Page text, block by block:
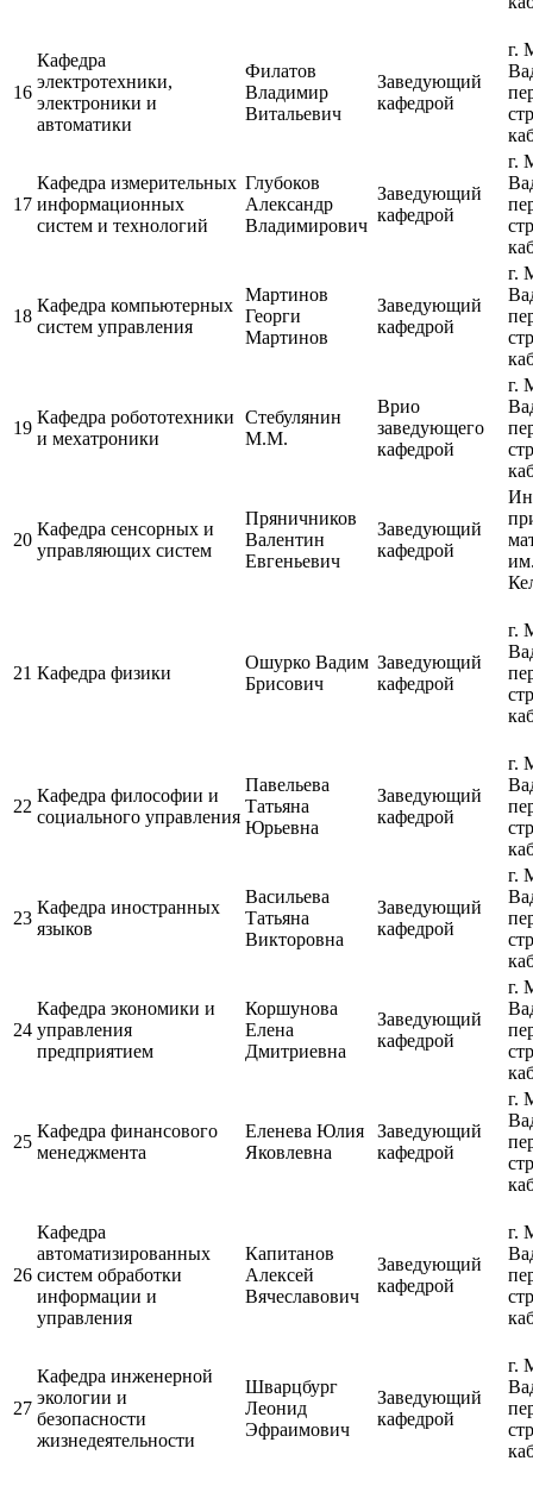
16
Кафедра
электротехники,
электроники и
автоматики
Филатов
Владимир
Витальевич
Заведующий
кафедрой
г.
17
Кафедра измерительных
информационных
систем и технологий
Глубоков
Александр
Владимирович
Заведующий
кафедрой
г.
18
Кафедра компьютерных
систем управления
Мартинов
Георги
Мартинов
Заведующий
кафедрой
г.
19
Кафедра робототехники
и мехатроники
Стебулянин
М.М.
Врио
заведующего
кафедрой
г.
20
Кафедра сенсорных и
управляющих систем
Пряничников
Валентин
Евгеньевич
Заведующий
кафедрой
21 Кафедра физики
Ошурко Вадим
Брисович
Заведующий
кафедрой
г.
22
Кафедра философии и
социального управления
Павельева
Татьяна
Юрьевна
Заведующий
кафедрой
г.
23
Кафедра иностранных
языков
Васильева
Татьяна
Викторовна
Заведующий
кафедрой
г.
24
Кафедра экономики и
управления
предприятием
Коршунова
Елена
Дмитриевна
Заведующий
кафедрой
г.
25
Кафедра финансового
менеджмента
Еленева Юлия
Яковлевна
Заведующий
кафедрой
г.
26
Кафедра
автоматизированных
систем обработки
информации и
управления
Капитанов
Алексей
Вячеславович
Заведующий
кафедрой
г.
27
Кафедра инженерной
экологии и
безопасности
жизнедеятельности
Шварцбург
Леонид
Эфраимович
Заведующий
кафедрой
г.